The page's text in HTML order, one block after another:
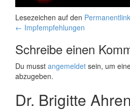
Lesezeichen auf den Permanentlink
Artikel-
Navigation
← Impfempfehlungen
Schreibe einen
Du musst angemeldet sein, um
abzugeben.
Dr. Brigitte